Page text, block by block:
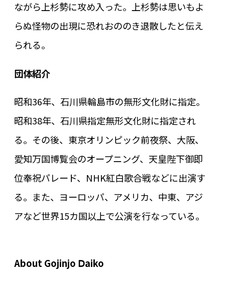
ながら上杉勢に攻め⼊った。上杉勢は思いもよ
らぬ怪物の出現に恐れおののき退散したと伝え
られる。
団体紹介
昭和36年、⽯川県輪島市の無形⽂化財に指定。
昭和38年、⽯川県指定無形⽂化財に指定され
る。その後、東京オリンピック前夜祭、⼤阪、
愛知万国博覧会のオープニング、天皇陛下御即
位奉祝パレード、NHK紅⽩歌合戦などに出演す
る。また、ヨーロッパ、アメリカ、中東、アジ
アなど世界15カ国以上で公演を⾏なっている。
About Gojinjo Ⅾaiko